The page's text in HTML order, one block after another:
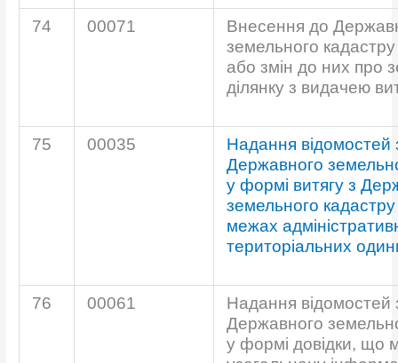
74 00071
Внесення до
земельного
або змін до них про
ділянку з видачею
75 00035
Надання відомостей
Державного
у формі витягу з
земельного
межах
територіальних
76 00061
Надання відомостей
Державного
у формі довідки, що